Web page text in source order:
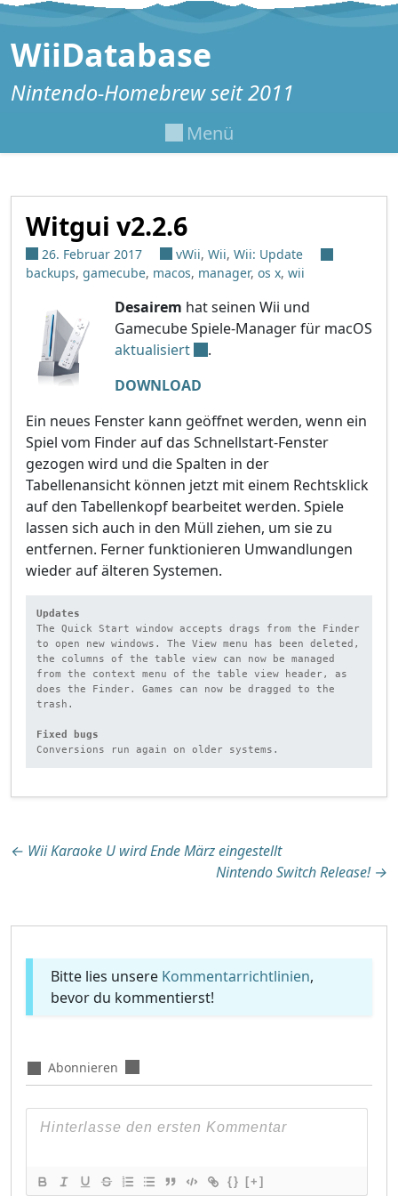
Zum Inhalt springen
WiiDatabase
Nintendo-Homebrew seit 2011
Menü
Witgui v2.2.6
26. Februar 2017 vWii, Wii, Wii: Update
backups, gamecube, macos, manager, os x, wii
Desairem hat seinen Wii und
Gamecube Spiele-Manager für macOS
aktualisiert
.
DOWNLOAD
Ein neues Fenster kann geöffnet werden, wenn ein
Spiel vom Finder auf das Schnellstart-Fenster
gezogen wird und die Spalten in der
Tabellenansicht können jetzt mit einem Rechtsklick
auf den Tabellenkopf bearbeitet werden. Spiele
lassen sich auch in den Müll ziehen, um sie zu
entfernen. Ferner funktionieren Umwandlungen
wieder auf älteren Systemen.
Updates
The Quick Start window accepts drags from the Finder
to open new windows. The View menu has been deleted,
the columns of the table view can now be managed
from the context menu of the table view header, as
does the Finder. Games can now be dragged to the
trash.
Fixed bugs
Conversions run again on older systems.
Beitragsnavigation
← Wii Karaoke U wird Ende März eingestellt
Nintendo Switch Release! →
Bitte lies unsere Kommentarrichtlinien,
bevor du kommentierst!
Abonnieren
{} [+]